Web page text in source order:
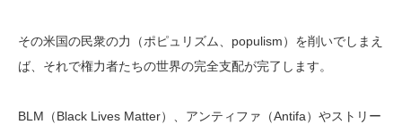
その米国の民衆の力（ポピュリズム、populism）を削いでしまえ
ば、それで権力者たちの世界の完全支配が完了します。
BLM（Black Lives Matter）、アンティファ（Antifa）やストリー